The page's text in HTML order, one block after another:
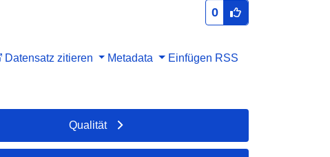
0
Datensatz zitieren Metadata Einfügen RSS
Qualität